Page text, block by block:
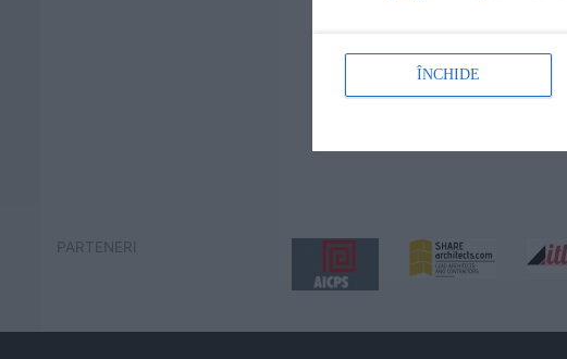
PARTENERI
ÎNCHIDE